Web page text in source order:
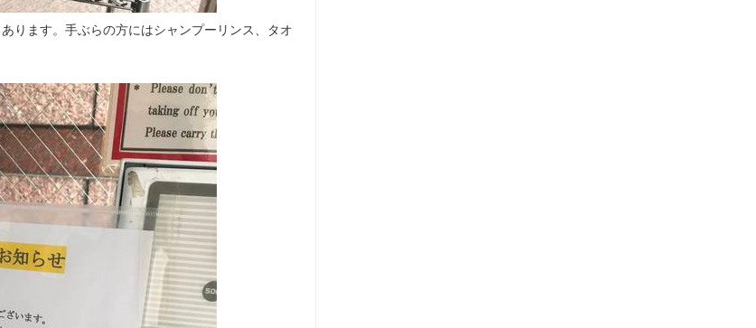
ります。手ぶらの方にはシャンプーリンス、タオ